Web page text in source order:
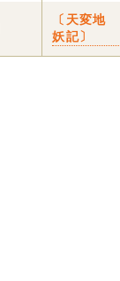
〔天変地
妖記〕